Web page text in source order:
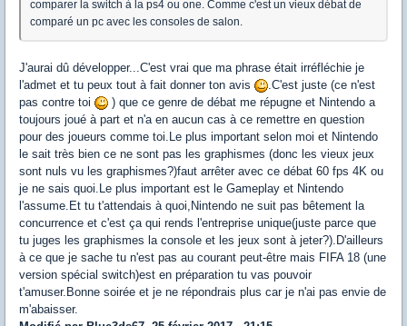
comparer la switch à la ps4 ou one. Comme c'est un vieux débat de
comparé un pc avec les consoles de salon.
J'aurai dû développer...C'est vrai que ma phrase était irréfléchie je
l'admet et tu peux tout à fait donner ton avis
.C'est juste (ce n'est
pas contre toi
) que ce genre de débat me répugne et Nintendo a
toujours joué à part et n'a en aucun cas à ce remettre en question
pour des joueurs comme toi.Le plus important selon moi et Nintendo
le sait très bien ce ne sont pas les graphismes (donc les vieux jeux
sont nuls vu les graphismes?)faut arrêter avec ce débat 60 fps 4K ou
je ne sais quoi.Le plus important est le Gameplay et Nintendo
l'assume.Et tu t'attendais à quoi,Nintendo ne suit pas bêtement la
concurrence et c'est ça qui rends l'entreprise unique(juste parce que
tu juges les graphismes la console et les jeux sont à jeter?).D'ailleurs
à ce que je sache tu n'est pas au courant peut-être mais FIFA 18 (une
version spécial switch)est en préparation tu vas pouvoir
t'amuser.Bonne soirée et je ne répondrais plus car je n'ai pas envie de
m'abaisser.